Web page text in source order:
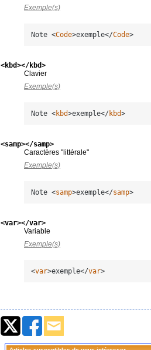
Exemple(s)
Note <Code>exemple</Code>
<kbd></kbd>
Clavier
Exemple(s)
Note <kbd>exemple</ kbd>
<samp></samp>
Caractères "littérale"
Exemple(s)
Note <samp>exemple</samp>
<var></var>
Variable
Exemple(s)
<var>exemple</var>